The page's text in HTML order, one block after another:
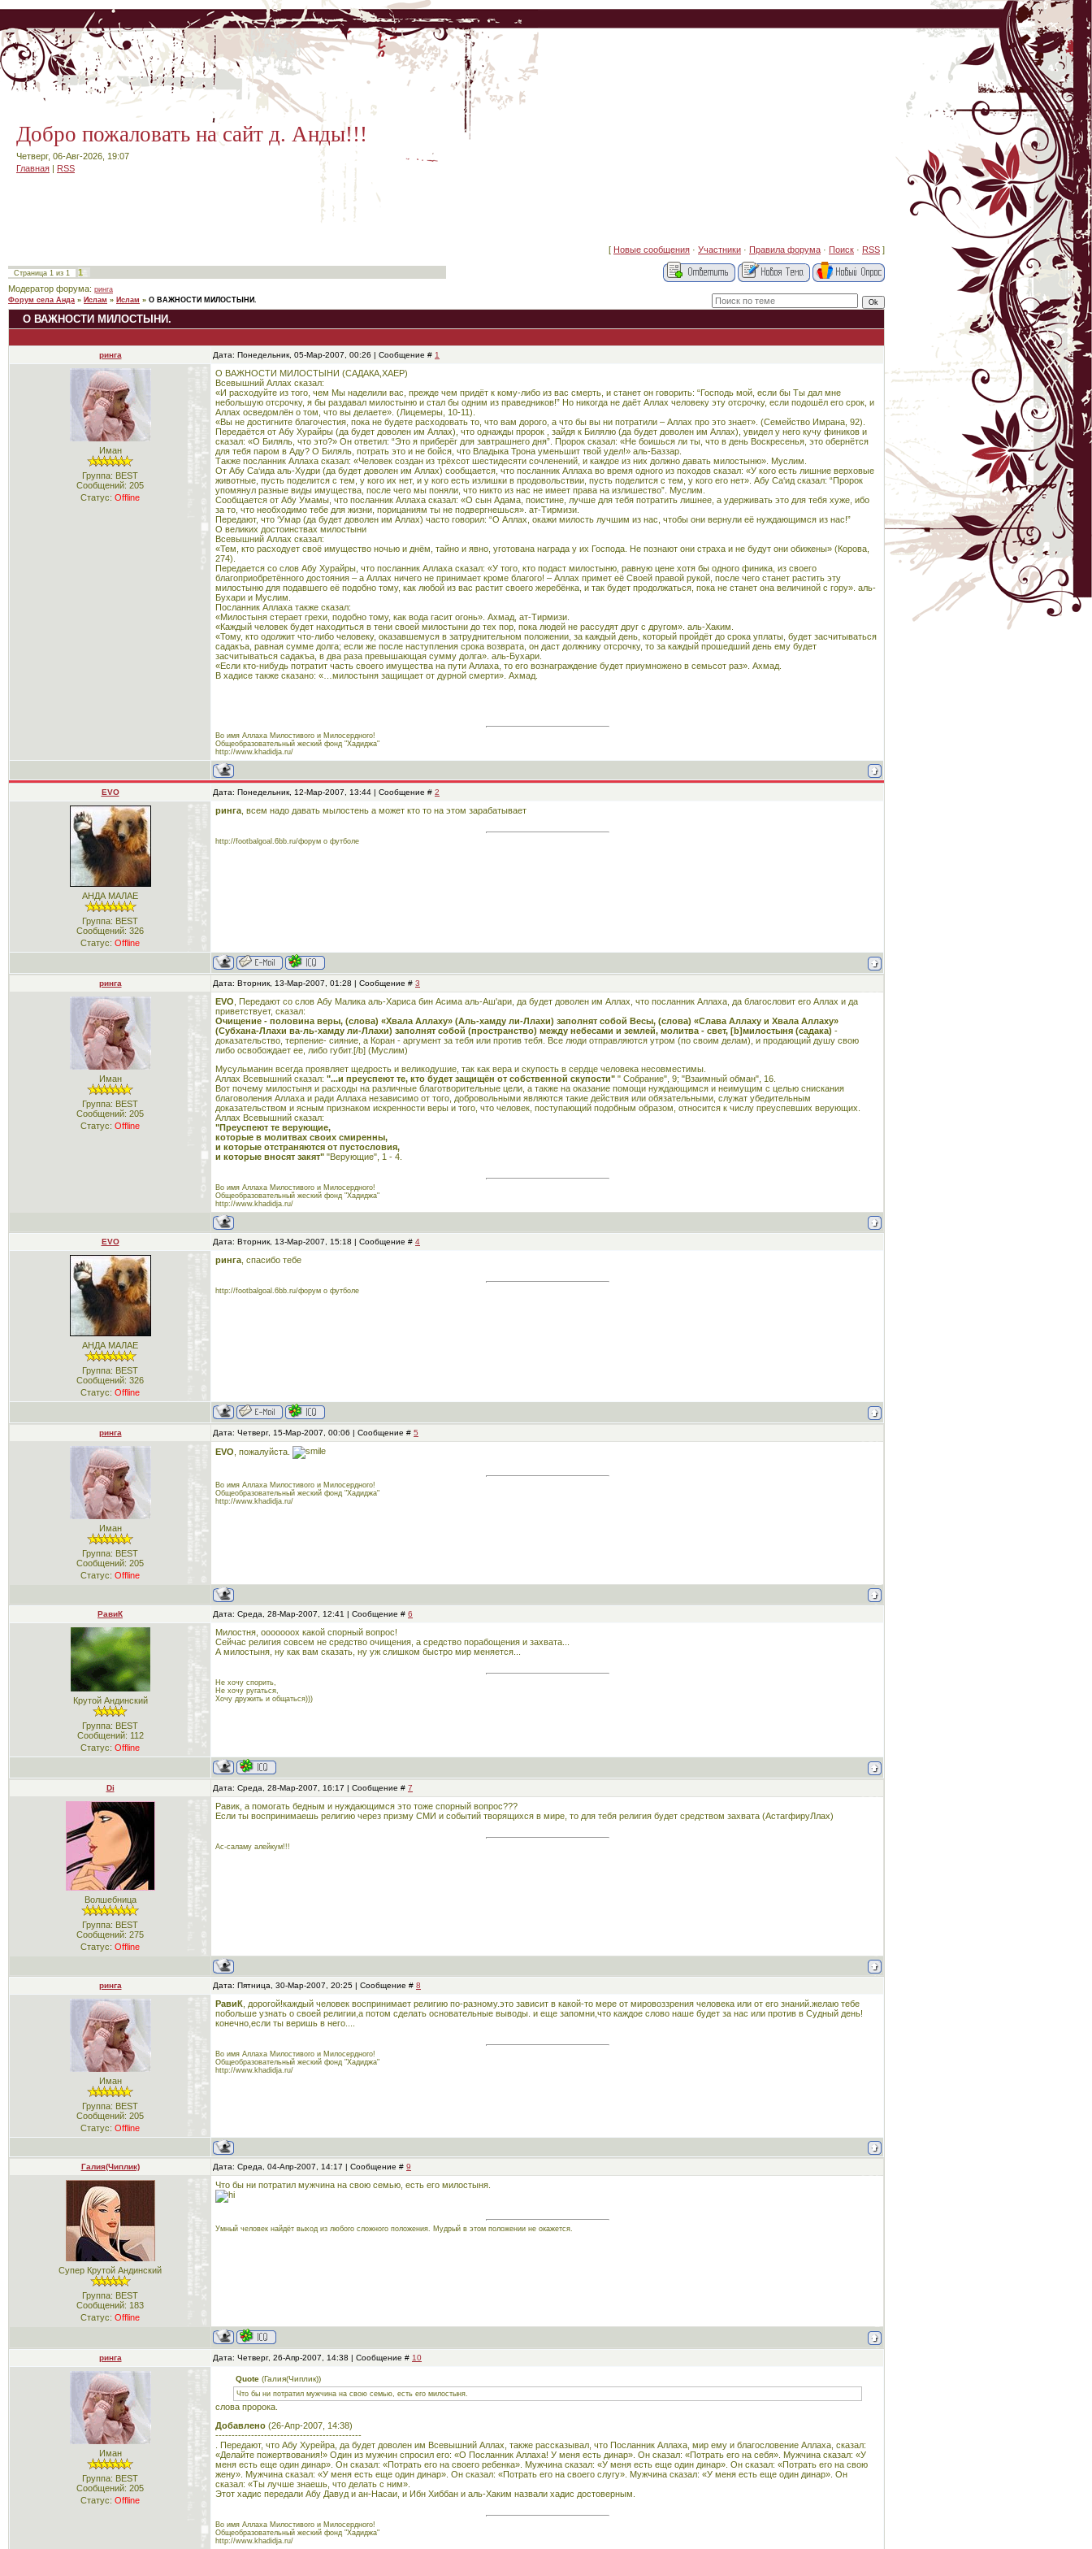
Добро пожаловать на сайт д. Анды!!!
Четверг, 06-Авг-2026, 19:07
Главная | RSS
[ Новые сообщения · Участники · Правила форума · Поиск · RSS ]
Страница 1 из 1
1
Модератор форума: ринга
Форум села Анда » Ислам » Ислам » О ВАЖНОСТИ МИЛОСТЫНИ.
О ВАЖНОСТИ МИЛОСТЫНИ.
ринга Дата: Понедельник, 05-Мар-2007, 00:26 | Сообщение # 1
Иман
Группа: BEST
Сообщений: 205
Статус: Offline
О ВАЖНОСТИ МИЛОСТЫНИ (САДАКА,ХАЕР)
Всевышний Аллах сказал:
«И расходуйте из того, чем Мы наделили вас, прежде чем придёт к кому-либо из вас смерть, и станет он говорить: “Господь мой, если бы Ты дал мне
небольшую отсрочку, я бы раздавал милостыню и стал бы одним из праведников!” Но никогда не даёт Аллах человеку эту отсрочку, если подошёл его срок, и
Аллах осведомлён о том, что вы делаете». (Лицемеры, 10-11).
«Вы не достигните благочестия, пока не будете расходовать то, что вам дорого, а что бы вы ни потратили – Аллах про это знает». (Семейство Имрана, 92).
Передаётся от Абу Хурайры (да будет доволен им Аллах), что однажды пророк , зайдя к Билялю (да будет доволен им Аллах), увидел у него кучу фиников и
сказал: «О Биляль, что это?» Он ответил: “Это я приберёг для завтрашнего дня”. Пророк сказал: «Не боишься ли ты, что в день Воскресенья, это обернётся
для тебя паром в Аду? О Биляль, потрать это и не бойся, что Владыка Трона уменьшит твой удел!» аль-Баззар.
Также посланник Аллаха сказал: «Человек создан из трёхсот шестидесяти сочленений, и каждое из них должно давать милостыню». Муслим.
От Абу Са‘ида аль-Худри (да будет доволен им Аллах) сообщается, что посланник Аллаха во время одного из походов сказал: «У кого есть лишние верховые
животные, пусть поделится с тем, у кого их нет, и у кого есть излишки в продовольствии, пусть поделится с тем, у кого его нет». Абу Са‘ид сказал: “Пророк
упомянул разные виды имущества, после чего мы поняли, что никто из нас не имеет права на излишество”. Муслим.
Сообщается от Абу Умамы, что посланник Аллаха сказал: «О сын Адама, поистине, лучше для тебя потратить лишнее, а удерживать это для тебя хуже, ибо
за то, что необходимо тебе для жизни, порицаниям ты не подвергнешься». ат-Тирмизи.
Передают, что ‘Умар (да будет доволен им Аллах) часто говорил: “О Аллах, окажи милость лучшим из нас, чтобы они вернули её нуждающимся из нас!”
О великих достоинствах милостыни
Всевышний Аллах сказал:
«Тем, кто расходует своё имущество ночью и днём, тайно и явно, уготована награда у их Господа. Не познают они страха и не будут они обижены» (Корова,
274).
Передается со слов Абу Хурайры, что посланник Аллаха сказал: «У того, кто подаст милостыню, равную цене хотя бы одного финика, из своего
благоприобретённого достояния – а Аллах ничего не принимает кроме благого! – Аллах примет её Своей правой рукой, после чего станет растить эту
милостыню для подавшего её подобно тому, как любой из вас растит своего жеребёнка, и так будет продолжаться, пока не станет она величиной с гору». аль-
Бухари и Муслим.
Посланник Аллаха также сказал:
«Милостыня стерает грехи, подобно тому, как вода гасит огонь». Ахмад, ат-Тирмизи.
«Каждый человек будет находиться в тени своей милостыни до тех пор, пока людей не рассудят друг с другом». аль-Хаким.
«Тому, кто одолжит что-либо человеку, оказавшемуся в затруднительном положении, за каждый день, который пройдёт до срока уплаты, будет засчитываться
садакъа, равная сумме долга; если же после наступления срока возврата, он даст должнику отсрочку, то за каждый прошедший день ему будет
засчитываться садакъа, в два раза превышающая сумму долга». аль-Бухари.
«Если кто-нибудь потратит часть своего имущества на пути Аллаха, то его вознаграждение будет приумножено в семьсот раз». Ахмад.
В хадисе также сказано: «…милостыня защищает от дурной смерти». Ахмад.
Во имя Аллаха Милостивого и Милосердного!
Общеобразовательный жеский фонд "Хадиджа"
http://www.khadidja.ru/
EVO Дата: Понедельник, 12-Мар-2007, 13:44 | Сообщение # 2
АНДА МАЛАЕ
Группа: BEST
Сообщений: 326
Статус: Offline
ринга , всем надо давать мылостень а может кто то на этом зарабатывает
http://footbalgoal.6bb.ru/форум о футболе
ринга Дата: Вторник, 13-Мар-2007, 01:28 | Сообщение # 3
Иман
Группа: BEST
Сообщений: 205
Статус: Offline
EVO , Передают со слов Абу Малика аль-Хариса бин Асима аль-Аш'ари, да будет доволен им Аллах, что посланник Аллаха, да благословит его Аллах и да
приветствует, сказал:
Очищение - половина веры, (слова) «Хвала Аллаху» (Аль-хамду ли-Ллахи) заполнят собой Весы, (слова) «Слава Аллаху и Хвала Аллаху»
(Субхана-Ллахи ва-ль-хамду ли-Ллахи) заполнят собой (пространство) между небесами и землей, молитва - свет, [b]милостыня (садака) -
доказательство, терпение- сияние, а Коран - аргумент за тебя или против тебя. Все люди отправляются утром (по своим делам), и продающий душу свою
либо освобождает ее, либо губит.[/b] (Муслим)
Мусульманин всегда проявляет щедрость и великодушие, так как вера и скупость в сердце человека несовместимы.
Аллах Всевышний сказал: "...и преуспеют те, кто будет защищён от собственной скупости" " Собрание", 9; "Взаимный обман", 16.
Вот почему милостыня и расходы на различные благотворительные цели, а также на оказание помощи нуждающимся и неимущим с целью снискания
благоволения Аллаха и ради Аллаха независимо от того, добровольными являются такие действия или обязательными, служат убедительным
доказательством и ясным признаком искренности веры и того, что человек, поступающий подобным образом, относится к числу преуспевших верующих.
Аллах Всевышний сказал:
"Преуспеют те верующие,
которые в молитвах своих смиренны,
и которые отстраняются от пустословия,
и которые вносят закят" "Верующие", 1 - 4.
Во имя Аллаха Милостивого и Милосердного!
Общеобразовательный жеский фонд "Хадиджа"
http://www.khadidja.ru/
EVO Дата: Вторник, 13-Мар-2007, 15:18 | Сообщение # 4
АНДА МАЛАЕ
Группа: BEST
Сообщений: 326
Статус: Offline
ринга , спасибо тебе
http://footbalgoal.6bb.ru/форум о футболе
ринга Дата: Четверг, 15-Мар-2007, 00:06 | Сообщение # 5
Иман
Группа: BEST
Сообщений: 205
Статус: Offline
EVO , пожалуйста.
Во имя Аллаха Милостивого и Милосердного!
Общеобразовательный жеский фонд "Хадиджа"
http://www.khadidja.ru/
РавиК Дата: Среда, 28-Мар-2007, 12:41 | Сообщение # 6
Крутой Андинский
Группа: BEST
Сообщений: 112
Статус: Offline
Милостня, ооооооох какой спорный вопрос!
Сейчас религия совсем не средство очищения, а средство порабощения и захвата...
А милостыня, ну как вам сказать, ну уж слишком быстро мир меняется...
Не хочу спорить,
Не хочу ругаться,
Хочу дружить и общаться)))
Di Дата: Среда, 28-Мар-2007, 16:17 | Сообщение # 7
Волшебница
Группа: BEST
Сообщений: 275
Статус: Offline
Равик, а помогать бедным и нуждающимся это тоже спорный вопрос???
Если ты воспринимаешь религию через призму СМИ и событий творящихся в мире, то для тебя религия будет средством захвата (АстагфируЛлах)
Ас-саламу алейкум!!!
ринга Дата: Пятница, 30-Мар-2007, 20:25 | Сообщение # 8
Иман
Группа: BEST
Сообщений: 205
Статус: Offline
РавиК , дорогой!каждый человек воспринимает религию по-разному.это зависит в какой-то мере от мировоззрения человека или от его знаний.желаю тебе
побольше узнать о своей религии,а потом сделать основательные выводы. и еще запомни,что каждое слово наше будет за нас или против в Судный день!
конечно,если ты веришь в него....
Во имя Аллаха Милостивого и Милосердного!
Общеобразовательный жеский фонд "Хадиджа"
http://www.khadidja.ru/
Галия(Чиплик) Дата: Среда, 04-Апр-2007, 14:17 | Сообщение # 9
Супер Крутой Андинский
Группа: BEST
Сообщений: 183
Статус: Offline
Что бы ни потратил мужчина на свою семью, есть его милостыня.
Умный человек найдёт выход из любого сложного положения. Мудрый в этом положении не окажется.
ринга Дата: Четверг, 26-Апр-2007, 14:38 | Сообщение # 10
Иман
Группа: BEST
Сообщений: 205
Статус: Offline
Quote(Галия(Чиплик))
Что бы ни потратил мужчина на свою семью, есть его милостыня.
слова пророка.
Добавлено (26-Апр-2007, 14:38)
---------------------------------------------
. Передают, что Абу Хурейра, да будет доволен им Всевышний Аллах, также рассказывал, что Посланник Аллаха, мир ему и благословение Аллаха, сказал:
«Делайте пожертвования!» Один из мужчин спросил его: «О Посланник Аллаха! У меня есть динар». Он сказал: «Потрать его на себя». Мужчина сказал: «У
меня есть еще один динар». Он сказал: «Потрать его на своего ребенка». Мужчина сказал: «У меня есть еще один динар». Он сказал: «Потрать его на свою
жену». Мужчина сказал: «У меня есть еще один динар». Он сказал: «Потрать его на своего слугу». Мужчина сказал: «У меня есть еще один динар». Он
сказал: «Ты лучше знаешь, что делать с ним».
Этот хадис передали Абу Давуд и ан-Насаи, и Ибн Хиббан и аль-Хаким назвали хадис достоверным.
Во имя Аллаха Милостивого и Милосердного!
Общеобразовательный жеский фонд "Хадиджа"
http://www.khadidja.ru/